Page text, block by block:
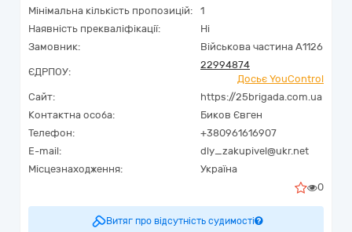
Мінімальна кількість пропозицій:
1
Наявність прекваліфікації:
Ні
Замовник:
Військова частина А1126
ЄДРПОУ:
22994874
Досьє YouControl
Сайт:
https://25brigada.com.ua
Контактна особа:
Биков Євген
Телефон:
+380961616907
E-mail:
dly_zakupivel@ukr.net
Місцезнаходження:
Україна
0
Витяг про відсутність судимості